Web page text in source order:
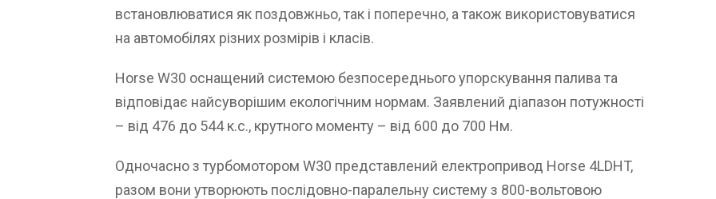
встановлюватися як поздовжньо, так і поперечно, а також використовуватися
на автомобілях різних розмірів і класів.
Horse W30 оснащений системою безпосереднього упорскування палива та
відповідає найсуворішим екологічним нормам. Заявлений діапазон потужності
– від 476 до 544 к.с., крутного моменту – від 600 до 700 Нм.
Одночасно з турбомотором W30 представлений електропривод Horse 4LDHT,
разом вони утворюють послідовно-паралельну систему з 800-вольтовою